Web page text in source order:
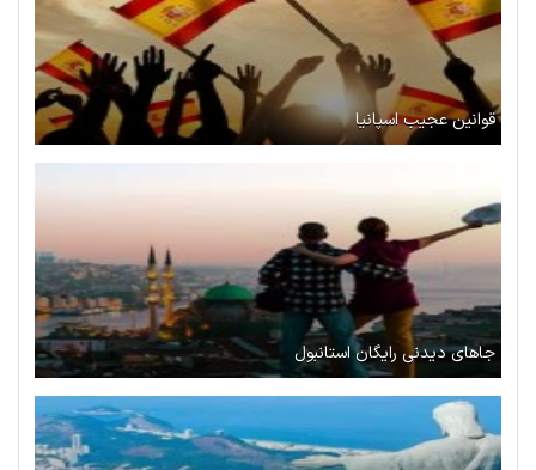
قوانین عجیب اسپانیا
جاهای دیدنی رایگان استانبول